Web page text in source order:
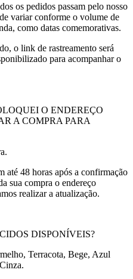
os pedidos passam pelo nosso
variar conforme o volume de
como datas comemorativas.
o link de rastreamento será
para acompanhar o
O ENDEREÇO
A COMPRA PARA
até 48 horas após a confirmação
sua compra o endereço
realizar a atualização.
DISPONÍVEIS?
Terracota, Bege, Azul